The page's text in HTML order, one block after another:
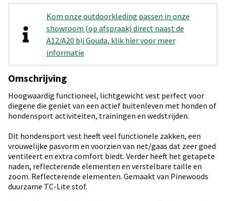
Kom onze outdoorkleding passen in onze
showroom (op afspraak) direct naast de
A12/A20 bij Gouda, klik hier voor meer
informatie
Omschrijving
Hoogwaardig functioneel, lichtgewicht vest perfect voor
diegene die geniet van een actief buitenleven met honden of
hondensport activiteiten, trainingen en wedstrijden.
Dit hondensport vest heeft veel functionele zakken, een
vrouwelijke pasvorm en voorzien van net/gaas dat zeer goed
ventileert en extra comfort biedt. Verder heeft het getapete
naden, reflecterende elementen en verstelbare taille en
zoom. Reflecterende elementen. Gemaakt van Pinewoods
duurzame TC-Lite stof.